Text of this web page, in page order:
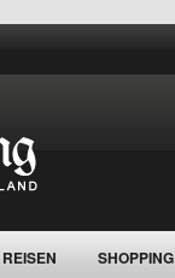
REISEN SHOPPING